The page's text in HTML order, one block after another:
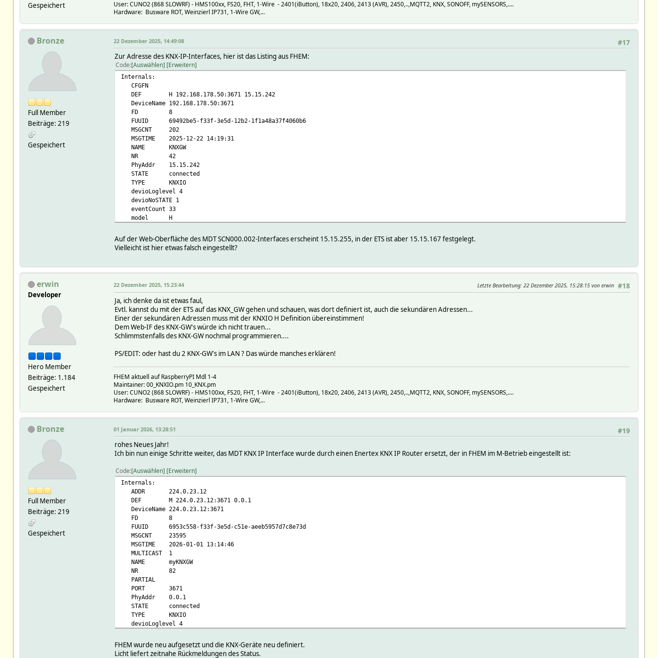
Gespeichert
User: CUNO2 (868 SLOWRF) - HMS100xx, FS20, FHT, 1-Wire - 2401(iButton), 18x20, 2406, 2413 (AVR), 2450,..,MQTT2, KNX, SONOFF, mySENSORS,....
Hardware: Busware ROT, Weinzierl IP731, 1-Wire GW,...
Bronze
Full Member
Beiträge: 219
Gespeichert
#17
22 Dezember 2025, 14:49:08
Zur Adresse des KNX-IP-Interfaces, hier ist das Listing aus FHEM:
Code Auswählen Erweitern
Internals:
CFGFN
DEF H 192.168.178.50:3671 15.15.242
DeviceName 192.168.178.50:3671
FD 8
FUUID 69492be5-f33f-3e5d-12b2-1f1a48a37f4060b6
MSGCNT 202
MSGTIME 2025-12-22 14:19:31
NAME KNXGW
NR 42
PhyAddr 15.15.242
STATE connected
TYPE KNXIO
devioLoglevel 4
devioNoSTATE 1
eventCount 33
model H
CCID 36
CNTRTO 0
SEQUENCECNTR 0
FIFO:
FIFOW:
READINGS:
2025-12-22 14:13:12 state connected
Attributes:
room KNX
verbose 5
Auf der Web-Oberfläche des MDT SCN000.002-Interfaces erscheint 15.15.255, in der ETS ist aber 15.15.167 festgelegt.
Vielleicht ist hier etwas falsch eingestellt?
erwin
Developer
Hero Member
Beiträge: 1.184
Gespeichert
#18
22 Dezember 2025, 15:23:44 Letzte Bearbeitung: 22 Dezember 2025, 15:28:15 von erwin
Ja, ich denke da ist etwas faul,
Evtl. kannst du mit der ETS auf das KNX_GW gehen und schauen, was dort definiert ist, auch die sekundären Adressen...
Einer der sekundären Adressen muss mit der KNXIO H Definition übereinstimmen!
Dem Web-IF des KNX-GW's würde ich nicht trauen...
Schlimmstenfalls des KNX-GW nochmal programmieren....
PS/EDIT: oder hast du 2 KNX-GW's im LAN ? Das würde manches erklären!
FHEM aktuell auf RaspberryPI Mdl 1-4
Maintainer: 00_KNXIO.pm 10_KNX.pm
User: CUNO2 (868 SLOWRF) - HMS100xx, FS20, FHT, 1-Wire - 2401(iButton), 18x20, 2406, 2413 (AVR), 2450,..,MQTT2, KNX, SONOFF, mySENSORS,....
Hardware: Busware ROT, Weinzierl IP731, 1-Wire GW,...
Bronze
Full Member
Beiträge: 219
Gespeichert
#19
01 Januar 2026, 13:28:51
rohes Neues Jahr!
Ich bin nun einige Schritte weiter, das MDT KNX IP Interface wurde durch einen Enertex KNX IP Router ersetzt, der in FHEM im M-Betrieb eingestellt ist:
Code Auswählen Erweitern
Internals:
ADDR 224.0.23.12
DEF M 224.0.23.12:3671 0.0.1
DeviceName 224.0.23.12:3671
FD 8
FUUID 6953c558-f33f-3e5d-c51e-aeeb5957d7c8e73d
MSGCNT 23595
MSGTIME 2026-01-01 13:14:46
MULTICAST 1
NAME myKNXGW
NR 82
PARTIAL
PORT 3671
PhyAddr 0.0.1
STATE connected
TYPE KNXIO
devioLoglevel 4
eventCount 2
model M
FHEM wurde neu aufgesetzt und die KNX-Geräte neu definiert.
Licht liefert zeitnahe Rückmeldungen des Status.